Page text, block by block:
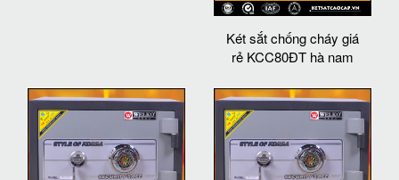
Két sắt chống cháy giá
rẻ KCC80ĐT hà nam